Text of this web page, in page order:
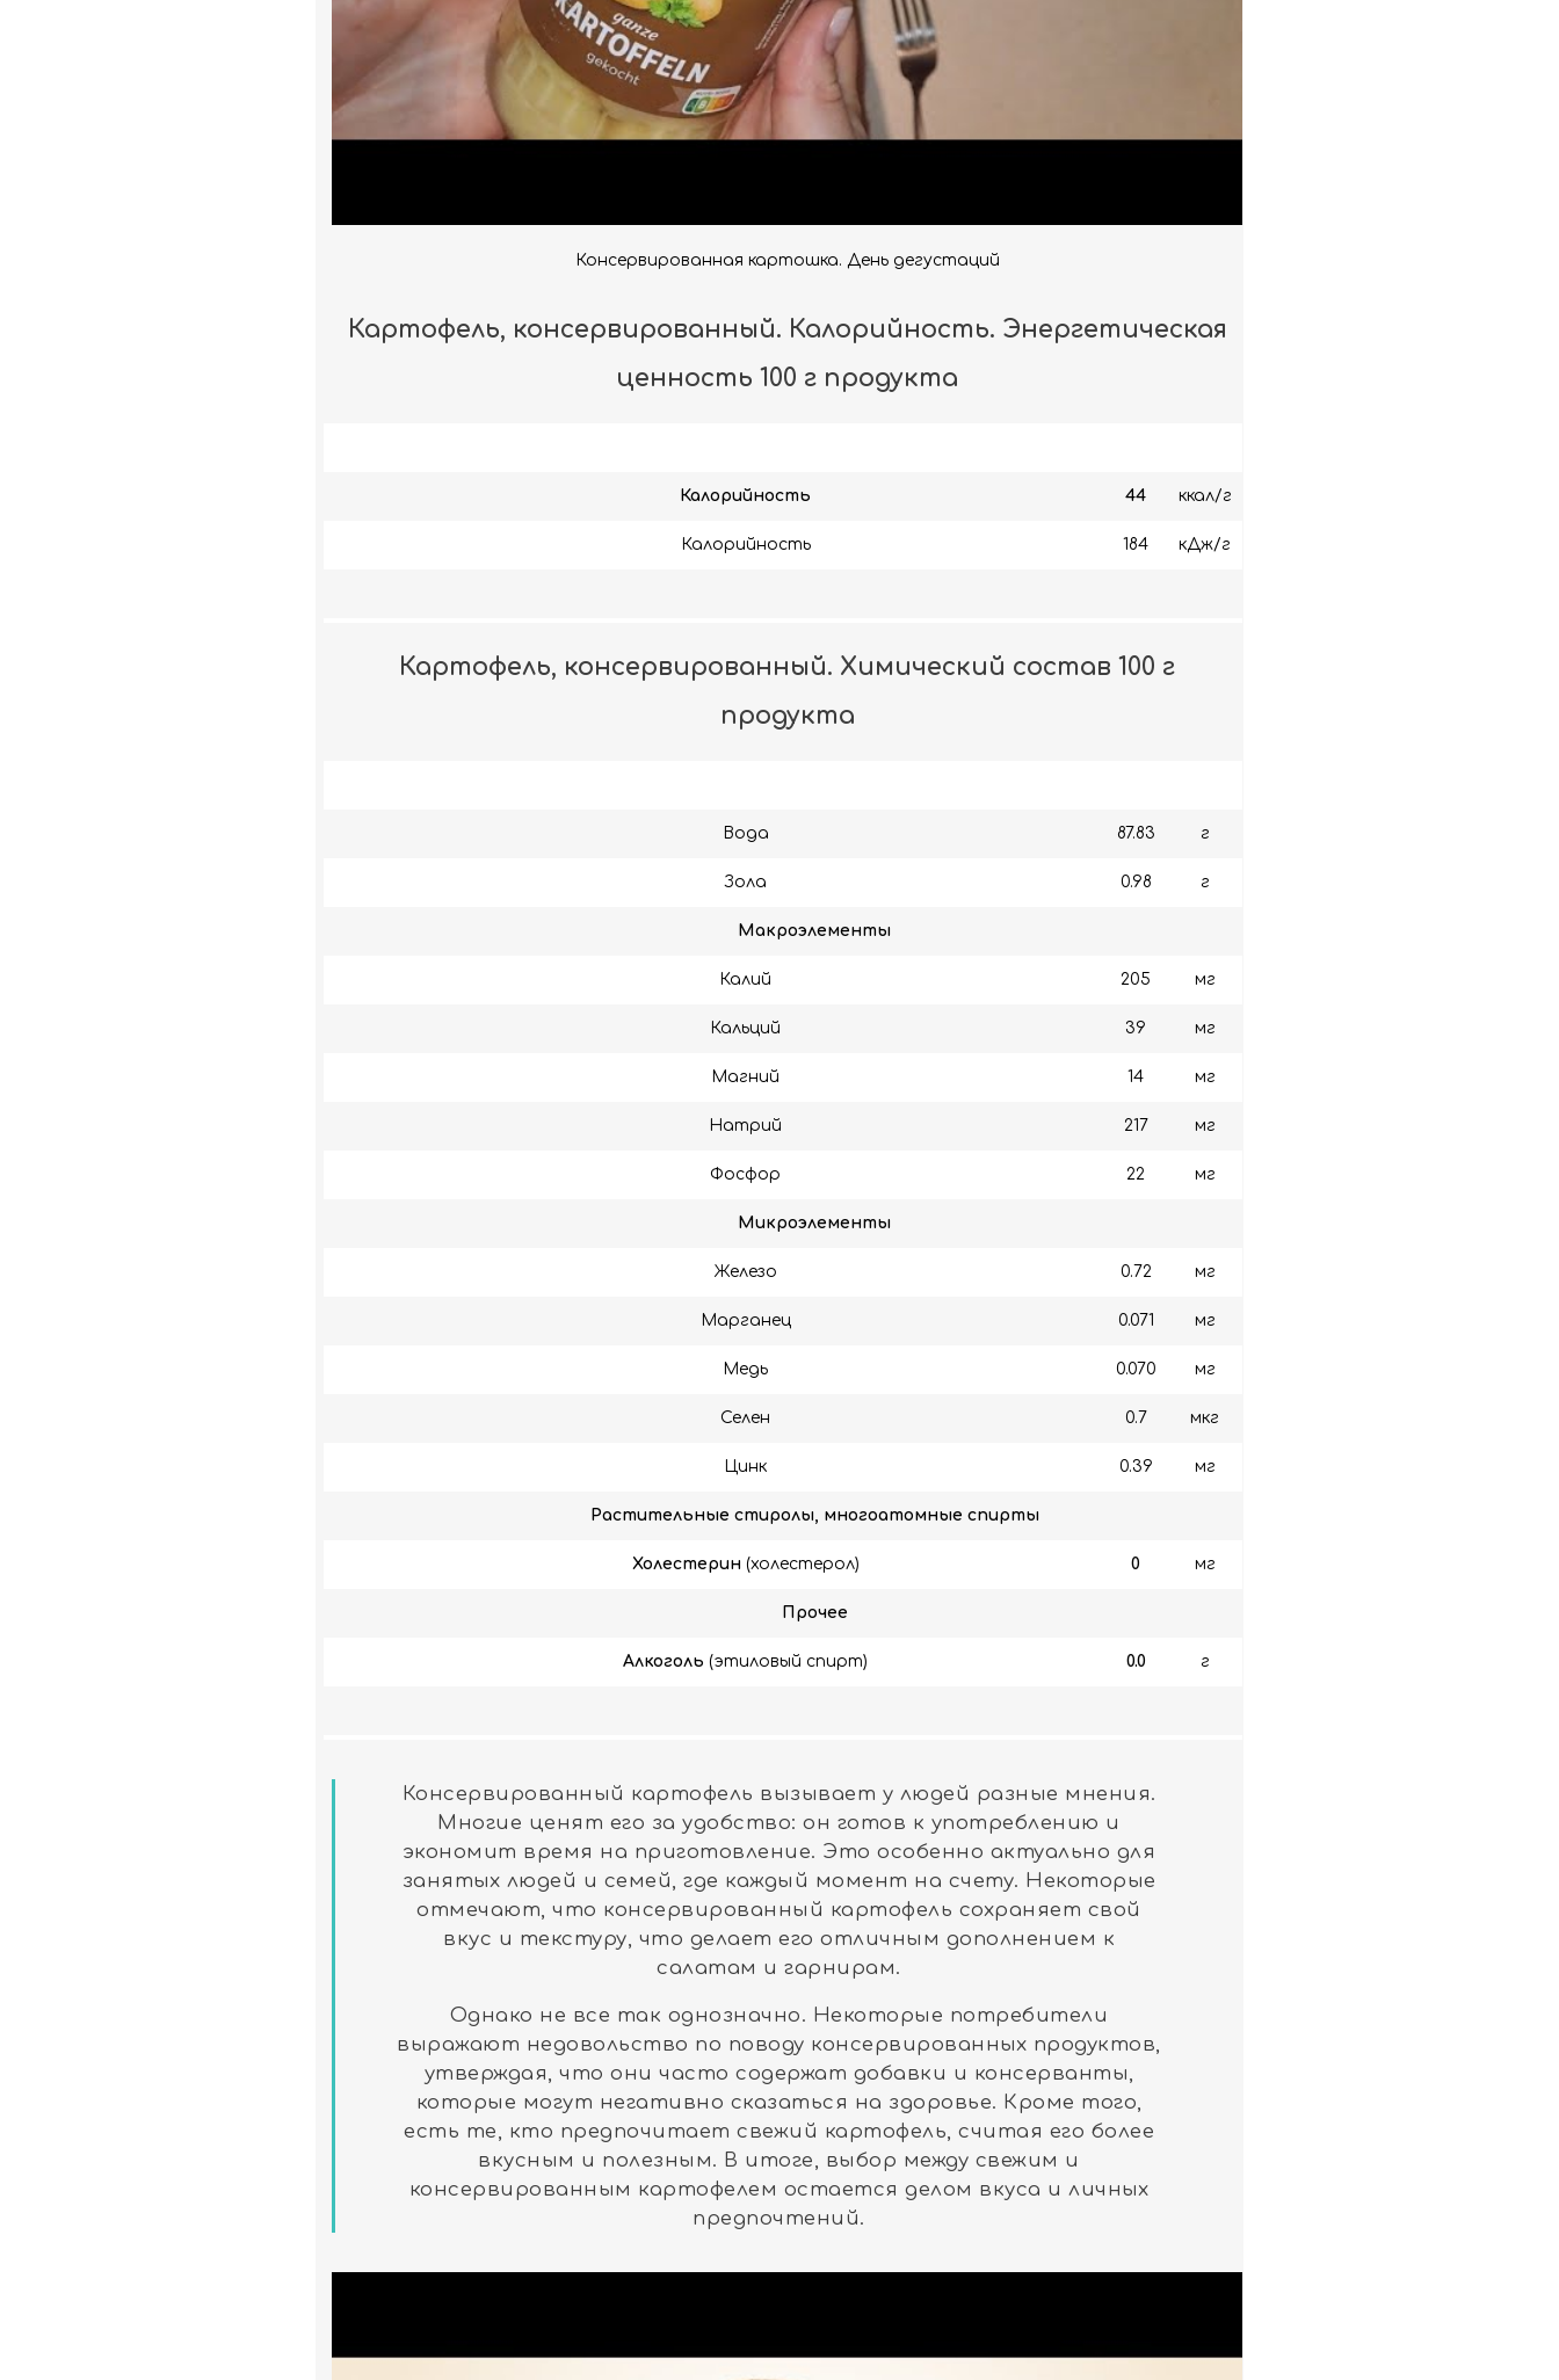
Консервированная картошка. День дегустаций
Картофель, консервированный. Калорийность. Энергетическая
ценность 100 г продукта
Калорийность 44 ккал/г
Калорийность 184 кДж/г
Картофель, консервированный. Химический состав 100 г
продукта
Вода 87.83 г
Зола 0.98 г
Макроэлементы
Калий 205 мг
Кальций 39 мг
Магний 14 мг
Натрий 217 мг
Фосфор 22 мг
Микроэлементы
Железо 0.72 мг
Марганец 0.071 мг
Медь 0.070 мг
Селен 0.7 мкг
Цинк 0.39 мг
Растительные стиролы, многоатомные спирты
Холестерин(холестерол) 0 мг
Прочее
Алкоголь (этиловый спирт) 0.0 г
Консервированный картофель вызывает у людей разные мнения.
Многие ценят его за удобство: он готов к употреблению и
экономит время на приготовление. Это особенно актуально для
занятых людей и семей, где каждый момент на счету. Некоторые
отмечают, что консервированный картофель сохраняет свой
вкус и текстуру, что делает его отличным дополнением к
салатам и гарнирам.
Однако не все так однозначно. Некоторые потребители
выражают недовольство по поводу консервированных продуктов,
утверждая, что они часто содержат добавки и консерванты,
которые могут негативно сказаться на здоровье. Кроме того,
есть те, кто предпочитает свежий картофель, считая его более
вкусным и полезным. В итоге, выбор между свежим и
консервированным картофелем остается делом вкуса и личных
предпочтений.